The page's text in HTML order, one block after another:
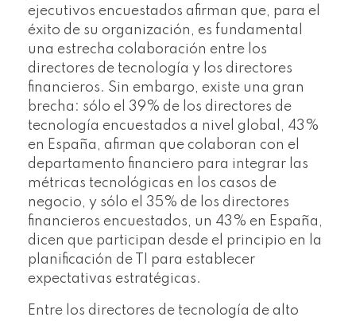
ejecutivos encuestados afirman que, para el
éxito de su organización, es fundamental
una estrecha colaboración entre los
directores de tecnología y los directores
financieros. Sin embargo, existe una gran
brecha: sólo el 39% de los directores de
tecnología encuestados a nivel global, 43%
en España, afirman que colaboran con el
departamento financiero para integrar las
métricas tecnológicas en los casos de
negocio, y sólo el 35% de los directores
financieros encuestados, un 43% en España,
dicen que participan desde el principio en la
planificación de TI para establecer
expectativas estratégicas.
Entre los directores de tecnología de alto